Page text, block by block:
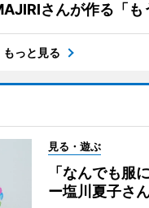
さんが作る「も
もっと見る
見る・遊ぶ
「なんでも服
ー塩川夏子さ